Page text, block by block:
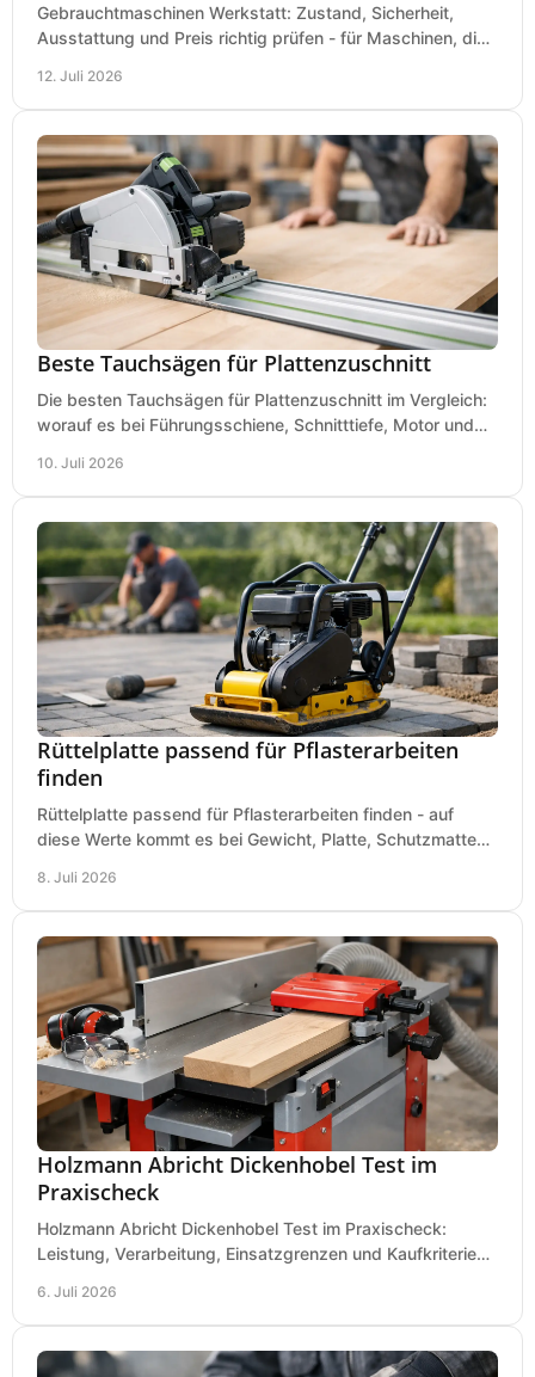
Gebrauchtmaschinen Werkstatt: Zustand, Sicherheit,
Ausstattung und Preis richtig prüfen - für Maschinen, die
12. Juli 2026
Beste Tauchsägen für Plattenzuschnitt
Die besten Tauchsägen für Plattenzuschnitt im Vergleich:
worauf es bei Führungsschiene, Schnitttiefe, Motor und
10. Juli 2026
Rüttelplatte passend für Pflasterarbeiten
finden
Rüttelplatte passend für Pflasterarbeiten finden - auf
diese Werte kommt es bei Gewicht, Platte, Schutzmatte
8. Juli 2026
Holzmann Abricht Dickenhobel Test im
Praxischeck
Holzmann Abricht Dickenhobel Test im Praxischeck:
Leistung, Verarbeitung, Einsatzgrenzen und Kaufkriterien
6. Juli 2026